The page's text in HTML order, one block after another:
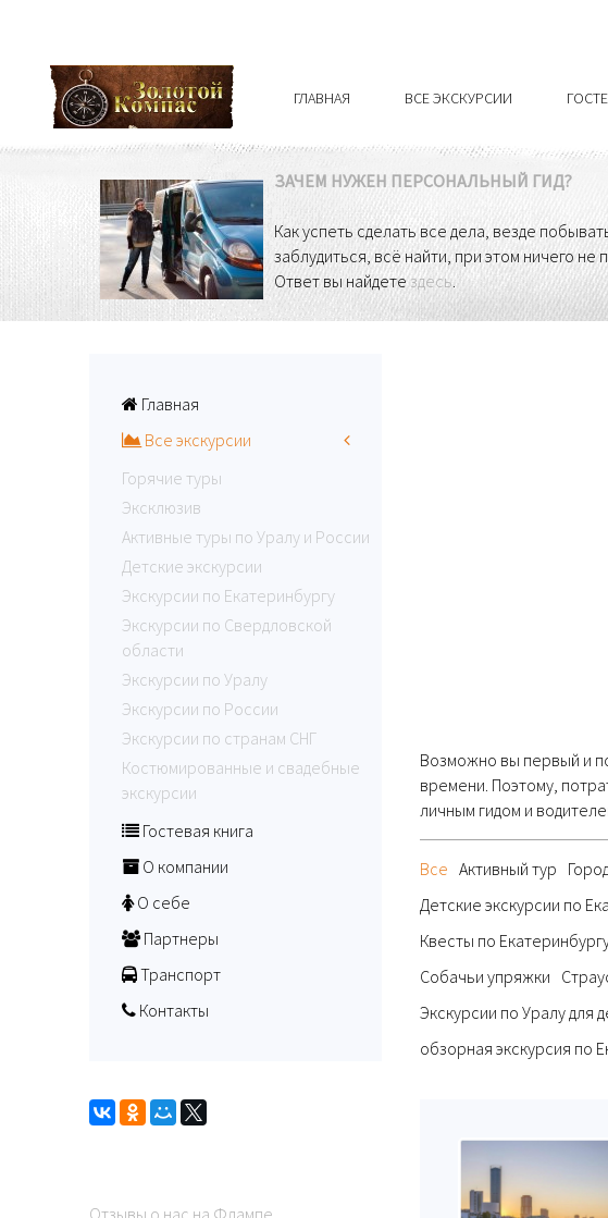
ГЛАВНАЯ ВСЕ ЭКСКУРСИИ
ЗАЧЕМ НУЖЕН ПЕРСОНАЛЬНЫЙ ГИД?
Как успеть сделать все дела, везде
заблудиться, всё найти, при этом ничего не
Ответ вы найдетездесь.
Возможно вы первый и
времени. Поэтому,
личным гидом и
Все Активный тур
Детские экскурсии по
Квесты по
Собачьи упряжки
Экскурсии по Уралу для
обзорная экскурсия по
Главная
Все экскурсии
Горячие туры
Эксклюзив
Активные туры по Уралу и России
Детские экскурсии
Экскурсии по Екатеринбургу
Экскурсии по Свердловской
области
Экскурсии по Уралу
Экскурсии по России
Экскурсии по странам СНГ
Костюмированные и свадебные
экскурсии
Гостевая книга
О компании
О себе
Партнеры
Транспорт
Контакты
Отзывы о нас на Флампе